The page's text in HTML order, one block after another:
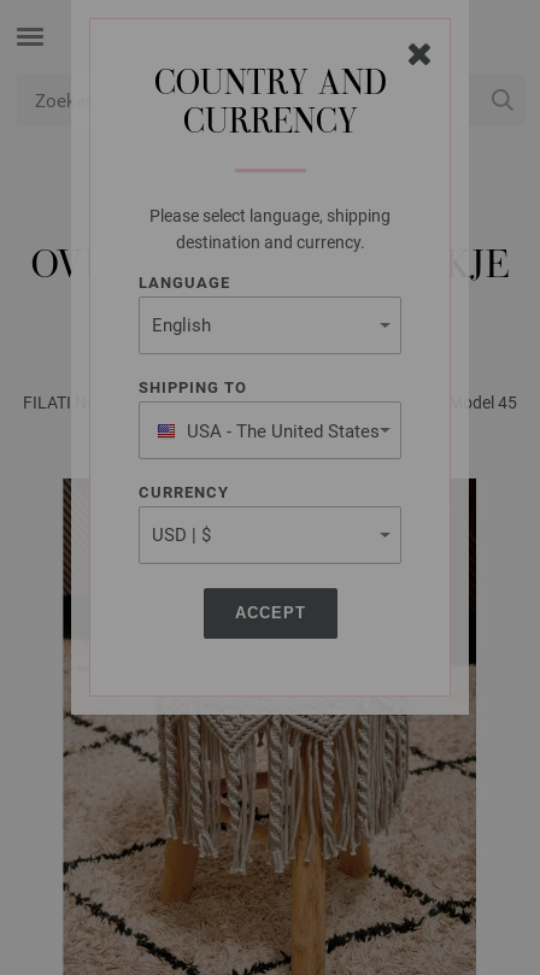
COUNTRY AND
CURRENCY
Please select language, shipping
destination and currency.
LANGUAGE
SHIPPING TO
USA - The United States
of America
CURRENCY
ACCEPT
LANA GROSSA
OVERTREK VOOR KRUKJE
THE TUBE
FILATI No. 65 - Tijdschrift (DE) + Breibeschrijvingen (NL) | Model 45